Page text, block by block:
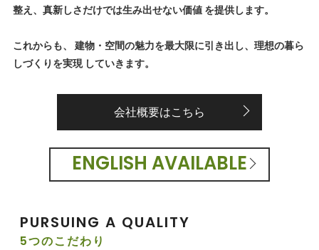
整え、真新しさだけでは生み出せない価値 を提供します。
これからも、 建物・空間の魅力を最大限に引き出し、理想の暮ら
しづくりを実現 していきます。
会社概要はこちら
ENGLISH AVAILABLE
PURSUING A QUALITY
5つのこだわり